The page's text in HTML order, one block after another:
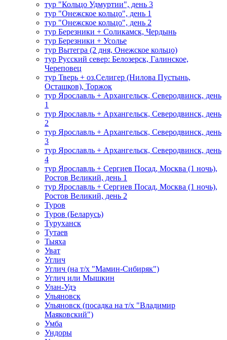
тур "Кольцо Удмуртии", день 3
тур "Онежское кольцо", день 1
тур "Онежское кольцо", день 2
тур Березники + Соликамск, Чердынь
тур Березники + Усолье
тур Вытегра (2 дня, Онежское кольцо)
тур Русский север: Белозерск, Галинское,
Череповец
тур Тверь + оз.Селигер (Нилова Пустынь,
Осташков), Торжок
тур Ярославль + Архангельск, Северодвинск, день
1
тур Ярославль + Архангельск, Северодвинск, день
2
тур Ярославль + Архангельск, Северодвинск, день
3
тур Ярославль + Архангельск, Северодвинск, день
4
тур Ярославль + Сергиев Посад, Москва (1 ночь),
Ростов Великий, день 1
тур Ярославль + Сергиев Посад, Москва (1 ночь),
Ростов Великий, день 2
Туров
Туров (Беларусь)
Туруханск
Тутаев
Тыяха
Уват
Углич
Углич (на т/х "Мамин-Сибиряк")
Углич или Мышкин
Улан-Удэ
Ульяновск
Ульяновск (посадка на т/х "Владимир
Маяковский")
Умба
Ундоры